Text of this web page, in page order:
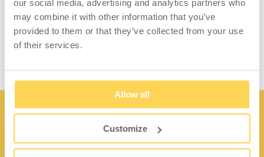
our social media, advertising and analytics partners who
may combine it with other information that you’ve
provided to them or that they’ve collected from your use
of their services.
Allow all
Customize
(Rollendurchmesser 125 mm), davon 2
bremsbar.